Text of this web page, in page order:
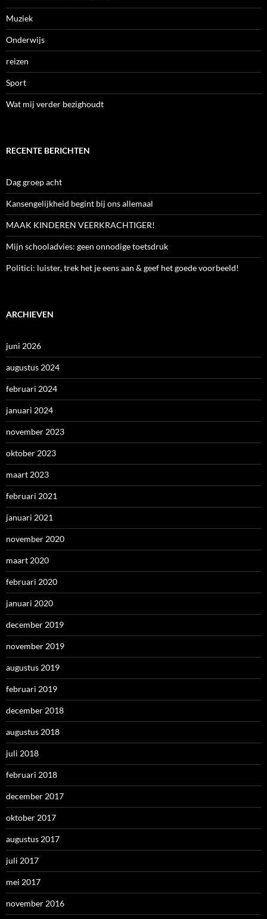
Muziek
Onderwijs
reizen
Sport
Wat mij verder bezighoudt
RECENTE BERICHTEN
Dag groep acht
Kansengelijkheid begint bij ons allemaal
MAAK KINDEREN VEERKRACHTIGER!
Mijn schooladvies: geen onnodige toetsdruk
Politici: luister, trek het je eens aan & geef het goede voorbeeld!
ARCHIEVEN
juni 2026
augustus 2024
februari 2024
januari 2024
november 2023
oktober 2023
maart 2023
februari 2021
januari 2021
november 2020
maart 2020
februari 2020
januari 2020
december 2019
november 2019
augustus 2019
februari 2019
december 2018
augustus 2018
juli 2018
februari 2018
december 2017
oktober 2017
augustus 2017
juli 2017
mei 2017
november 2016